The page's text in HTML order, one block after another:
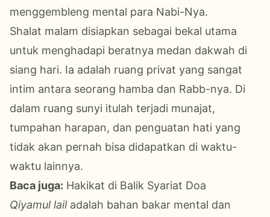
menggembleng mental para Nabi-Nya.
Shalat malam disiapkan sebagai bekal utama
untuk menghadapi beratnya medan dakwah di
siang hari. Ia adalah ruang privat yang sangat
intim antara seorang hamba dan Rabb-nya. Di
dalam ruang sunyi itulah terjadi munajat,
tumpahan harapan, dan penguatan hati yang
tidak akan pernah bisa didapatkan di waktu-
waktu lainnya.
Baca juga: Hakikat di Balik Syariat Doa
Qiyamul lailadalah bahan bakar mental dan